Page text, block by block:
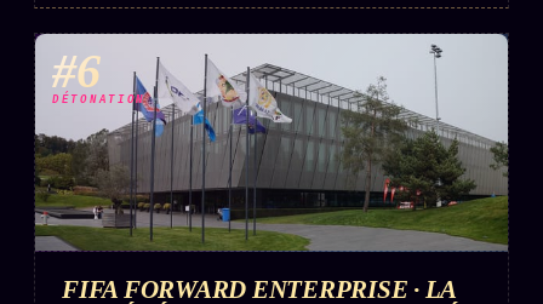
#6
DÉTONATION
FIFA FORWARD ENTERPRISE · LA